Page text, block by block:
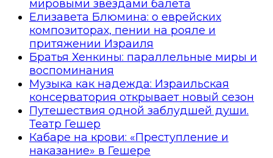
мировыми звёздами балета
Елизавета Блюмина: о еврейских
композиторах, пении на рояле и
притяжении Израиля
Братья Хенкины: параллельные миры и
воспоминания
Музыка как надежда: Израильская
консерватория открывает новый сезон
Путешествия одной заблудшей души.
Театр Гешер
Кабаре на крови: «Преступление и
наказание» в Гешере